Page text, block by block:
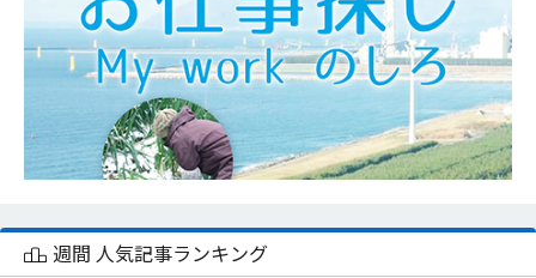
週間 人気記事ランキング